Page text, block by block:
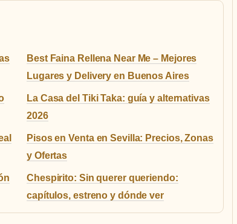
Best Faina Rellena Near Me – Mejores
Lugares y Delivery en Buenos Aires
La Casa del Tiki Taka: guía y alternativas
2026
Pisos en Venta en Sevilla: Precios, Zonas
y Ofertas
Chespirito: Sin querer queriendo:
capítulos, estreno y dónde ver